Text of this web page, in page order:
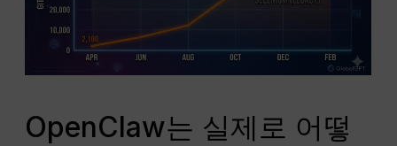
OpenClaw는 실제로 어떻